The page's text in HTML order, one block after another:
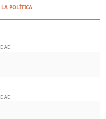
LA POLÍTICA